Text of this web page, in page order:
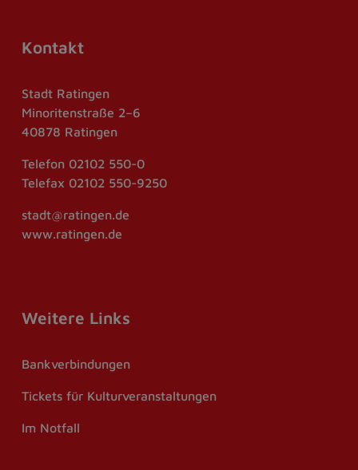
Kontakt
Stadt Ratingen
Minoritenstraße 2–6
40878 Ratingen
Telefon 02102 550-0
Telefax 02102 550-9250
stadt@ratingen.de
www.ratingen.de
Weitere Links
Bankverbindungen
Tickets für Kulturveranstaltungen
Im Notfall